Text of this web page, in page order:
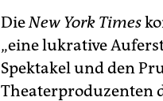
DieNew York Times
„eine lukrative
Spektakel und den
Theaterproduzenten